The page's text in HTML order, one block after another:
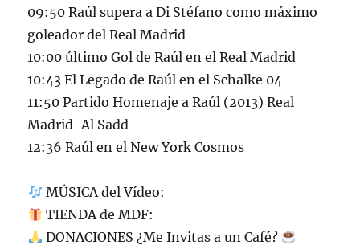
09:50 Raúl supera a Di Stéfano como máximo
goleador del Real Madrid
10:00 último Gol de Raúl en el Real Madrid
10:43 El Legado de Raúl en el Schalke 04
11:50 Partido Homenaje a Raúl (2013) Real
Madrid-Al Sadd
12:36 Raúl en el New York Cosmos
MÚSICA del Vídeo:
TIENDA de MDF:
DONACIONES ¿Me Invitas a un Café?